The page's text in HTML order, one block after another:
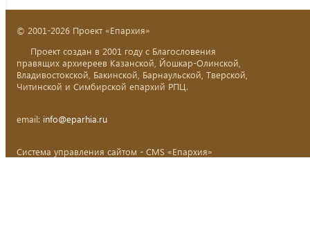
© 2001-2026 Проект «Епархия»
Проект создан в 2001 году с Благословения
правящих архиереев Казанской, Йошкар-Олинской,
Владивостокской, Бакинской, Барнаульской, Тверской,
Читинской и Симбирской епархий РПЦ.
email: info@eparhia.ru
Система управления сайтом - CMS «Епархия»